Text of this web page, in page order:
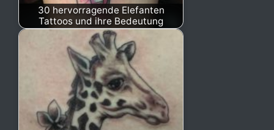
30 hervorragende Elefanten
Tattoos und ihre Bedeutung